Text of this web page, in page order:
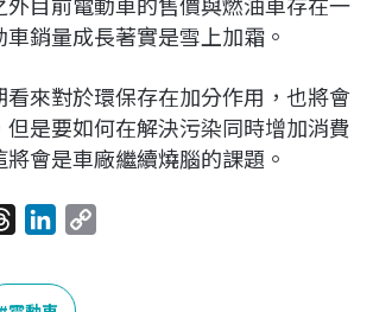
銷量成長著實是雪上加霜。
看來對於環保存在加分作用，也將會
但是要如何在解決污染同時增加消費
會是車廠繼續燒腦的課題。
r
n